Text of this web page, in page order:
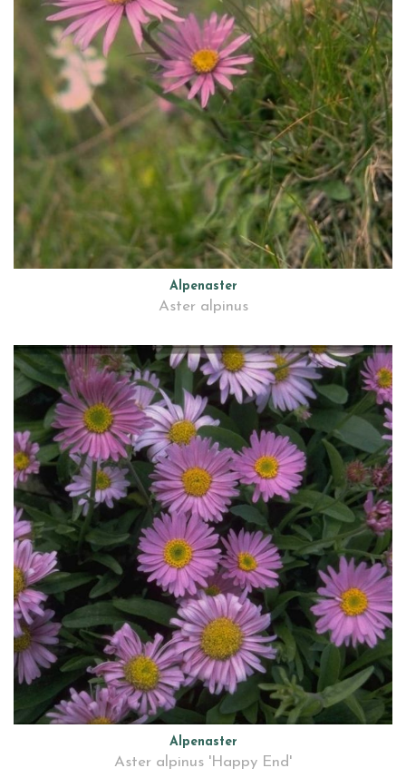
Alpenaster
Aster alpinus
Alpenaster
Aster alpinus 'Happy End'